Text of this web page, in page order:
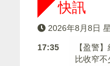
快訊
2026年8月8日
17:35
【盈警
比收窄